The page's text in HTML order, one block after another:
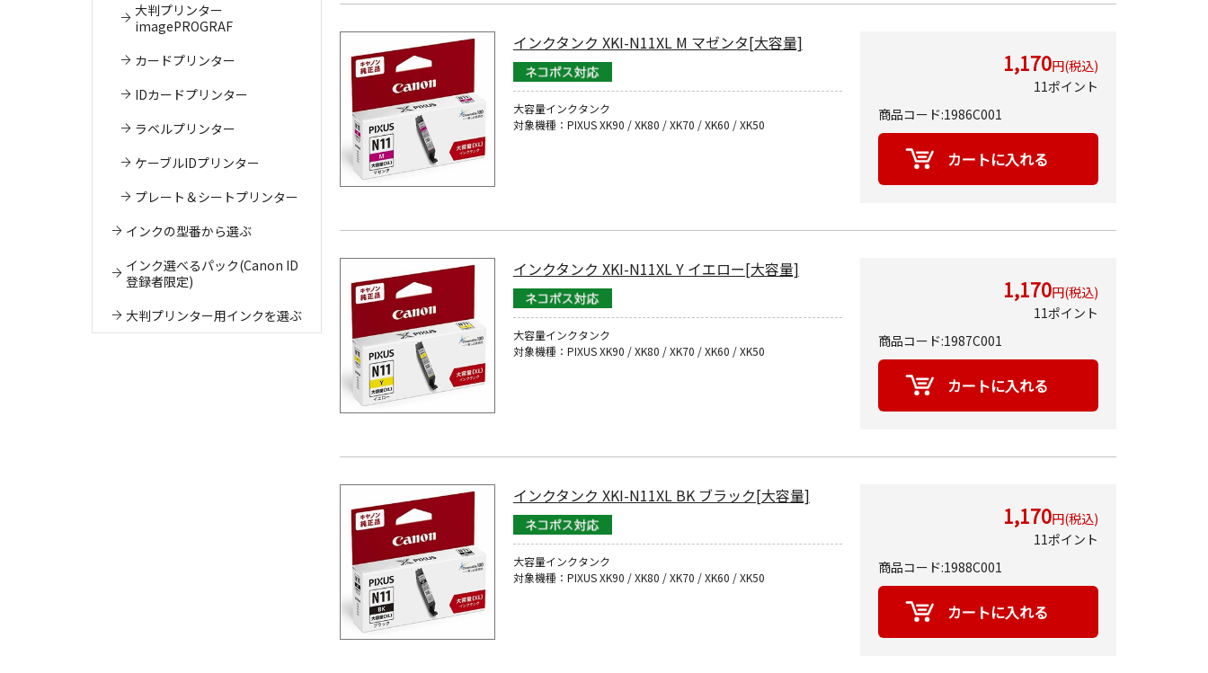
大判プリンター
imagePROGRAF
カードプリンター
IDカードプリンター
ラベルプリンター
ケーブルIDプリンター
プレート＆シートプリンター
インクの型番から選ぶ
インク選べるパック(Canon ID
登録者限定)
大判プリンター用インクを選ぶ
インクタンク XKI-N11XL M マゼンタ[大容量]
大容量インクタンク
対象機種：PIXUS XK90 / XK80 / XK70 / XK60 / XK50
1,170円(税込)
11ポイント
商品コード:1986C001
インクタンク XKI-N11XL Y イエロー[大容量]
大容量インクタンク
対象機種：PIXUS XK90 / XK80 / XK70 / XK60 / XK50
1,170円(税込)
11ポイント
商品コード:1987C001
インクタンク XKI-N11XL BK ブラック[大容量]
大容量インクタンク
対象機種：PIXUS XK90 / XK80 / XK70 / XK60 / XK50
1,170円(税込)
11ポイント
商品コード:1988C001